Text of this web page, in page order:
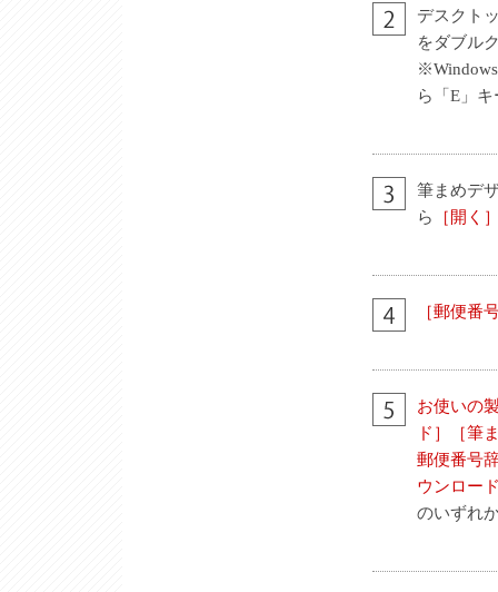
デスクト
をダブル
ら「E」
筆まめデ
ら
［開く
［郵便番
お使いの
ド］［筆
郵便番号
ウンロー
のいずれ